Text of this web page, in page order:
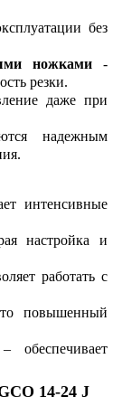
без
ножками-
резки.
даже при
надежным
интенсивные
настройка и
работать с
повышенный
обеспечивает
14-24 J